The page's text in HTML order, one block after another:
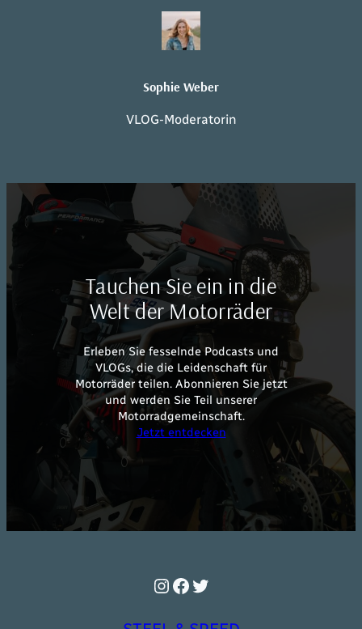
Sophie Weber
VLOG-Moderatorin
Tauchen Sie ein in die
Welt der Motorräder
Erleben Sie fesselnde Podcasts und
VLOGs, die die Leidenschaft für
Motorräder teilen. Abonnieren Sie jetzt
und werden Sie Teil unserer
Motorradgemeinschaft.
Jetzt entdecken
Instagram
Facebook
Twitter